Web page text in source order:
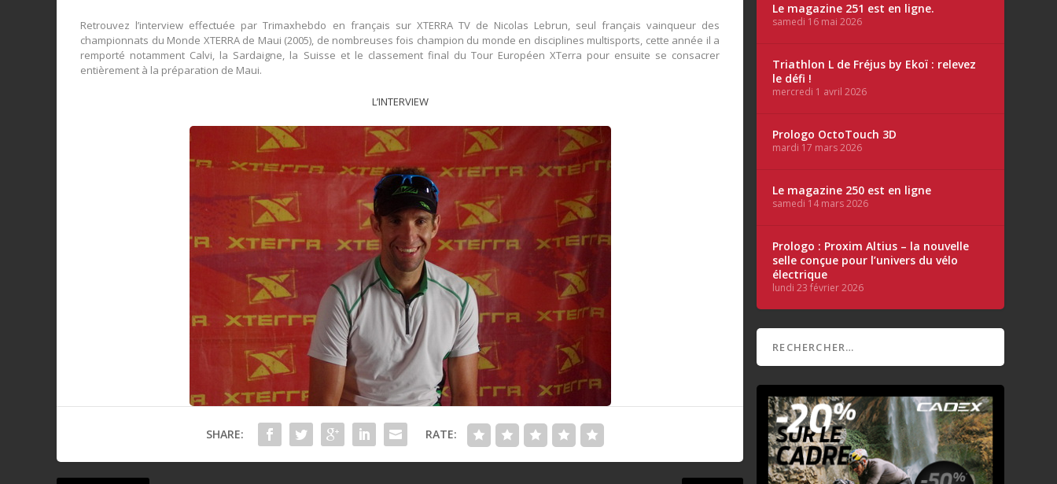
Retrouvez l’interview effectuée par Trimaxhebdo en français sur XTERRA TV de Nicolas Lebrun, seul français vainqueur des
championnats du Monde XTERRA de Maui (2005), de nombreuses fois champion du monde en disciplines multisports, cette année il a
remporté notamment Calvi, la Sardaigne, la Suisse et le classement final du Tour Européen XTerra pour ensuite se consacrer
entièrement à la préparation de Maui.
L’INTERVIEW
SHARE: RATE:
Le magazine 251 est en ligne.
samedi 16 mai 2026
Triathlon L de Fréjus by Ekoï : relevez
le défi !
mercredi 1 avril 2026
Prologo OctoTouch 3D
mardi 17 mars 2026
Le magazine 250 est en ligne
samedi 14 mars 2026
Prologo : Proxim Altius – la nouvelle
selle conçue pour l’univers du vélo
électrique
lundi 23 février 2026